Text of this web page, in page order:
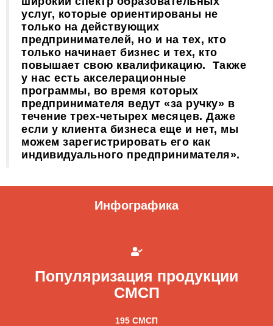
услуг, которые ориентированы не
только на действующих
предпринимателей, но и на тех, кто
только начинает бизнес и тех, кто
повышает свою квалификацию. Также
у нас есть акселерационные
программы, во время которых
предпринимателя ведут «за ручку» в
течение трех-четырех месяцев. Даже
если у клиента бизнеса еще и нет, мы
можем зарегистрировать его как
индивидуального предпринимателя».
Инфографика
Популяризация продукции
СМСП
195 СМСП